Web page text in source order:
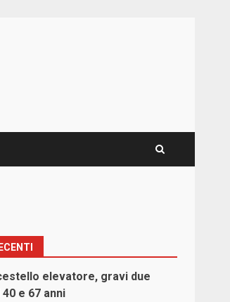
elevatore, gravi due
e 67 anni